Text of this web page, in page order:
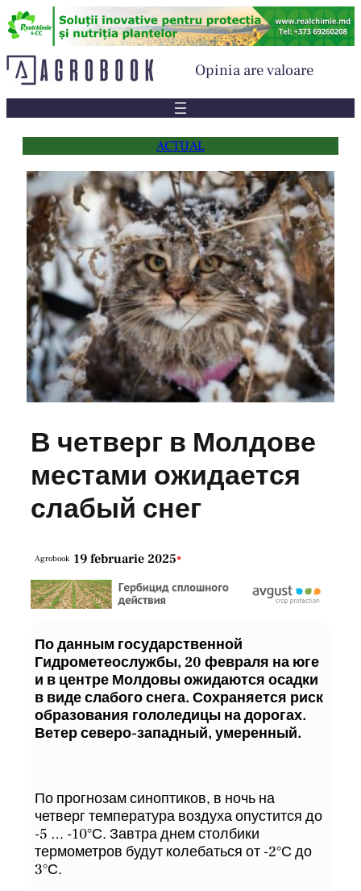
Sari
la
Opinia are valoare
ACTUAL
В четверг в Молдове
местами ожидается
слабый снег
Agrobook 19 februarie 2025•
По данным государственной
Гидрометеослужбы, 20 февраля на юге
и в центре Молдовы ожидаются осадки
в виде слабого снега. Сохраняется риск
образования гололедицы на дорогах.
Ветер северо-западный, умеренный.
По прогнозам синоптиков, в ночь на
четверг температура воздуха опустится до
-5 … -10°С. Завтра днем столбики
термометров будут колебаться от -2°С до
3°С.